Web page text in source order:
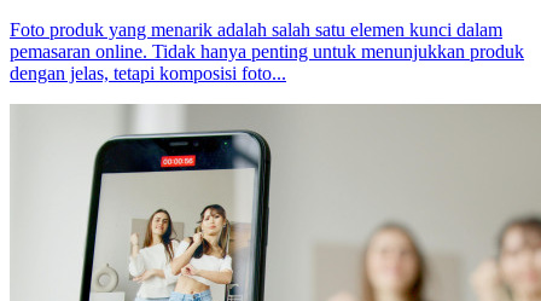
Foto produk yang menarik adalah salah satu elemen kunci dalam
pemasaran online. Tidak hanya penting untuk menunjukkan produk
dengan jelas, tetapi komposisi foto...